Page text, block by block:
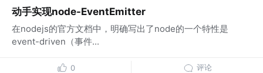
动手实现node-EventEmitter
在nodejs的官方文档中，明确写出了node的一个特性是
event-driven（事件...
0 评论